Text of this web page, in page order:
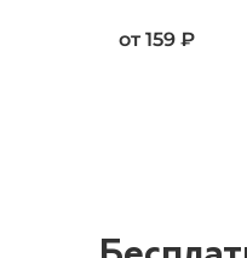
от 159 ₽